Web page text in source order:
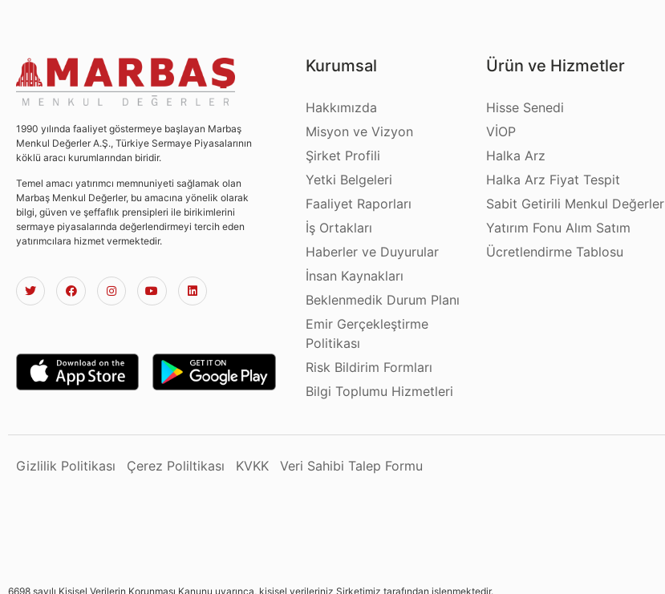
1990 yılında faaliyet göstermeye başlayan Marbaş
Menkul Değerler A.Ş., Türkiye Sermaye Piyasalarının
köklü aracı kurumlarından biridir.
Temel amacı yatırımcı memnuniyeti sağlamak olan
Marbaş Menkul Değerler, bu amacına yönelik olarak
bilgi, güven ve şeffaflık prensipleri ile birikimlerini
sermaye piyasalarında değerlendirmeyi tercih eden
yatırımcılara hizmet vermektedir.
Kurumsal
Hakkımızda
Misyon ve Vizyon
Şirket Profili
Yetki Belgeleri
Faaliyet Raporları
İş Ortakları
Haberler ve Duyurular
İnsan Kaynakları
Beklenmedik Durum Planı
Emir Gerçekleştirme
Politikası
Risk Bildirim Formları
Bilgi Toplumu Hizmetleri
Ürün ve Hizmetler
Hisse Senedi
VİOP
Halka Arz
Halka Arz Fiyat Tespit
Sabit Getirili Menkul Değerler
Yatırım Fonu Alım Satım
Ücretlendirme Tablosu
Gizlilik Politikası Çerez Poliltikası KVKK Veri Sahibi Talep Formu
6698 sayılı Kişisel Verilerin Korunması Kanunu uyarınca, kişisel verileriniz Şirketimiz tarafından işlenmektedir.